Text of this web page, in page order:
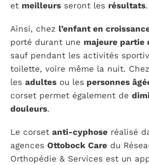
et meilleursseront les résultats.
Ainsi, chez l’enfant en
porté durant une majeure partie
sauf pendant les activités
toilette, voire même la nuit. Chez
les adultesou les personnes
corset permet également de
douleurs.
Le corset anti-cyphoseréalisé
agences Ottobock Caredu
Orthopédie & Services est un